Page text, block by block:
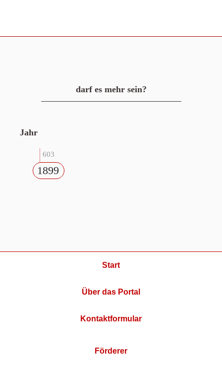
darf es mehr sein?
Jahr
603
1899
Start
Über das Portal
Kontaktformular
Förderer